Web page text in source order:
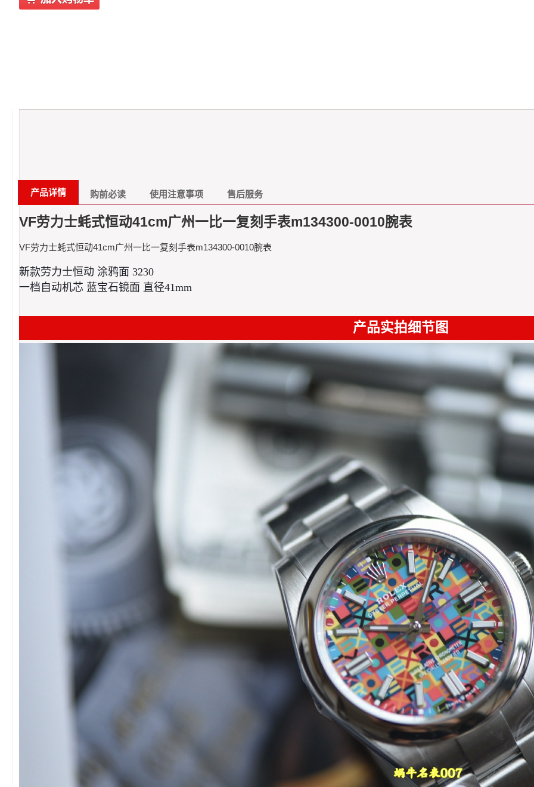
产品详情 购前必读 使用注意事项 售后服务
VF劳力士蚝式恒动41cm广州一比一复刻手表m134300-0010腕表
VF劳力士蚝式恒动41cm广州一比一复刻手表m134300-0010腕表
新款劳力士恒动 涂鸦面 3230
一档自动机芯 蓝宝石镜面 直径41mm
产品实拍细节图